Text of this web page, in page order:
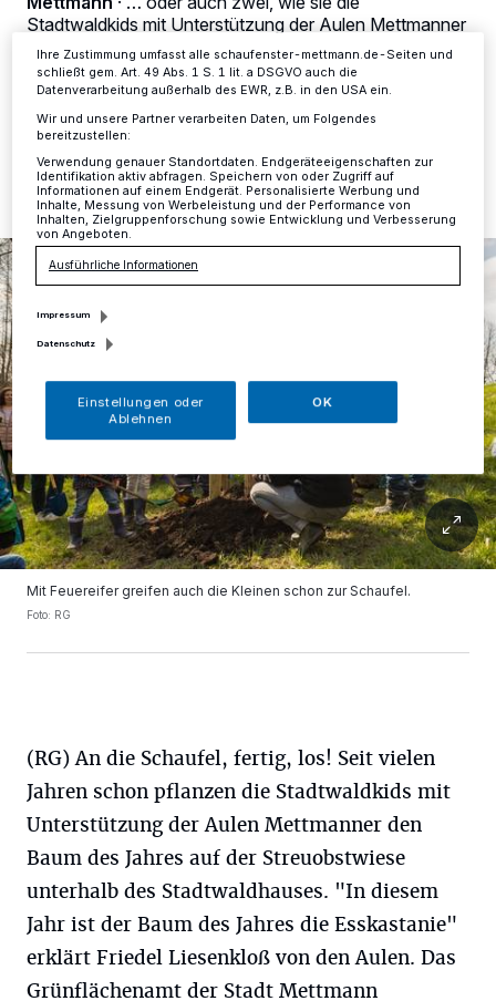
Stadtwaldkids mit Unterstützung der Aulen Mettmanner
Jahr für Jahr pflanzen.
25.04.2018 , 15:26 Uhr
Mit Feuereifer greifen auch die Kleinen schon zur Schaufel.
Foto: RG
(RG) An die Schaufel, fertig, los! Seit vielen
Jahren schon pflanzen die Stadtwaldkids mit
Unterstützung der Aulen Mettmanner den
Baum des Jahres auf der Streuobstwiese
unterhalb des Stadtwaldhauses. "In diesem
Jahr ist der Baum des Jahres die Esskastanie"
erklärt Friedel Liesenkloß von den Aulen. Das
Grünflächenamt der Stadt Mettmann
Ihre Einstellungen gelten innerhalb unseres Website. Weitere
Informationen finden Sie in unserer Datenschutzerklärung.
Ihre Zustimmung umfasst alle schaufenster-mettmann.de-Seiten und
schließt gem. Art. 49 Abs. 1 S. 1 lit. a DSGVO auch die
Datenverarbeitung außerhalb des EWR, z.B. in den USA ein.
Wir und unsere Partner verarbeiten Daten, um Folgendes
bereitzustellen:
Verwendung genauer Standortdaten. Endgeräteeigenschaften zur
Identifikation aktiv abfragen. Speichern von oder Zugriff auf
Informationen auf einem Endgerät. Personalisierte Werbung und
Inhalte, Messung von Werbeleistung und der Performance von
Inhalten, Zielgruppenforschung sowie Entwicklung und Verbesserung
von Angeboten.
Ausführliche Informationen
Impressum
Datenschutz
Einstellungen oder
Ablehnen
OK